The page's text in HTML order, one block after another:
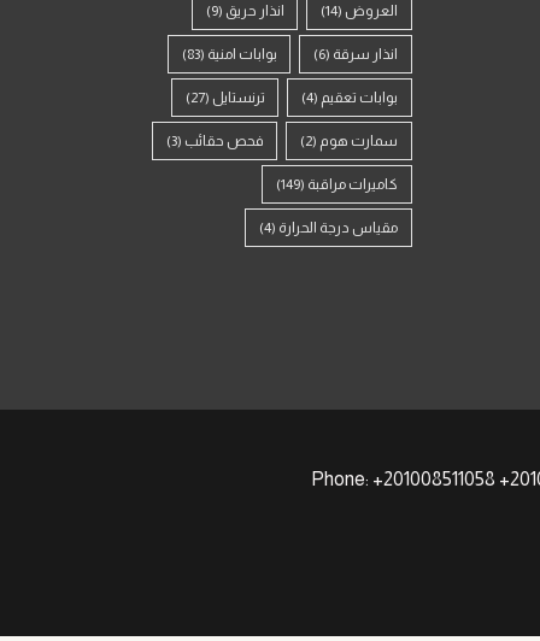
العروض (14) انذار حريق (9)
انذار سرقة (6) بوابات امنية (83)
بوابات تعقيم (4) ترنستايل (27)
سمارت هوم (2) فحص حقائب (3)
كاميرات مراقبة (149)
مقياس درجة الحرارة (4)